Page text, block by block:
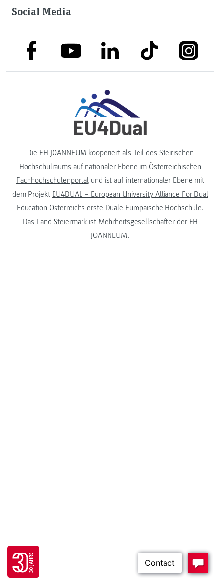
Go to 30 years FH JOANNEUM page
Social Media
link to facebooklink to youtubelink to linkedinlink to tiktok link to
Die FH JOANNEUM kooperiert als Teil des Steirischen
Hochschulraums auf nationaler Ebene im Österreichischen
Fachhochschulenportalund ist auf internationaler Ebene mit
dem Projekt EU4DUAL – European University Alliance For Dual
Education Österreichs erste Duale Europäische Hochschule.
Das Land Steiermarkist Mehrheitsgesellschafter der FH
JOANNEUM.